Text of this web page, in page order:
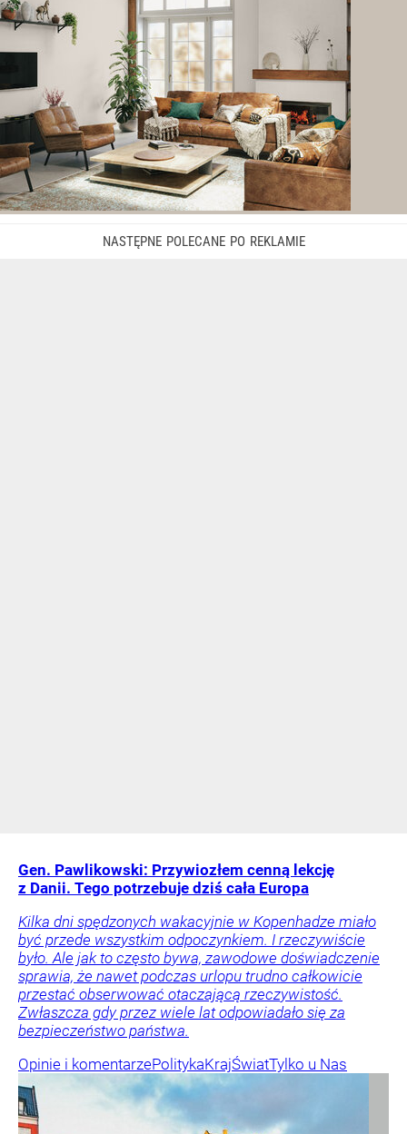
Gen. Pawlikowski: Przywiozłem cenną lekcję
z Danii. Tego potrzebuje dziś cała Europa
Kilka dni spędzonych wakacyjnie w Kopenhadze miało
być przede wszystkim odpoczynkiem. I rzeczywiście
było. Ale jak to często bywa, zawodowe doświadczenie
sprawia, że nawet podczas urlopu trudno całkowicie
przestać obserwować otaczającą rzeczywistość.
Zwłaszcza gdy przez wiele lat odpowiadało się za
bezpieczeństwo państwa.
Opinie i komentarzePolitykaKrajŚwiatTylko u Nas